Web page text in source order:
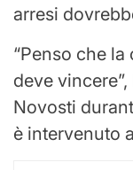
arresi
“Penso che
deve
Novosti
è intervenuto